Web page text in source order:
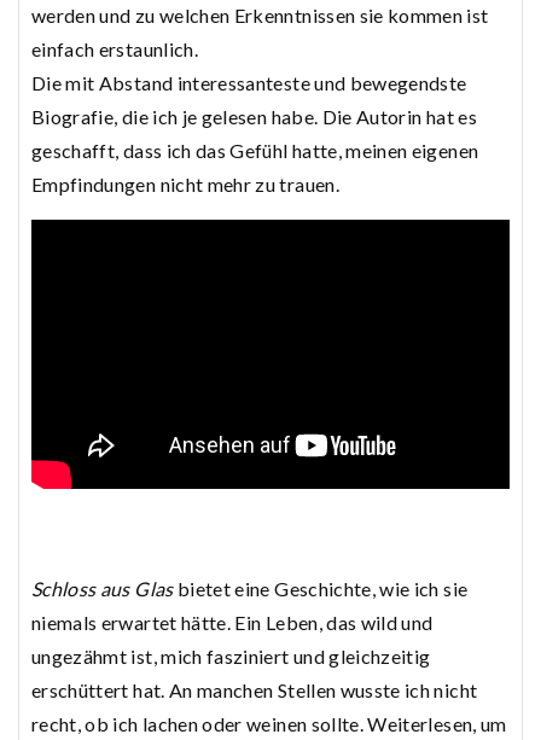
werden und zu welchen Erkenntnissen sie kommen ist
einfach erstaunlich.
Die mit Abstand interessanteste und bewegendste
Biografie, die ich je gelesen habe. Die Autorin hat es
geschafft, dass ich das Gefühl hatte, meinen eigenen
Empfindungen nicht mehr zu trauen.
Schloss aus Glasbietet eine Geschichte, wie ich sie
niemals erwartet hätte. Ein Leben, das wild und
ungezähmt ist, mich fasziniert und gleichzeitig
erschüttert hat. An manchen Stellen wusste ich nicht
recht, ob ich lachen oder weinen sollte. Weiterlesen, um